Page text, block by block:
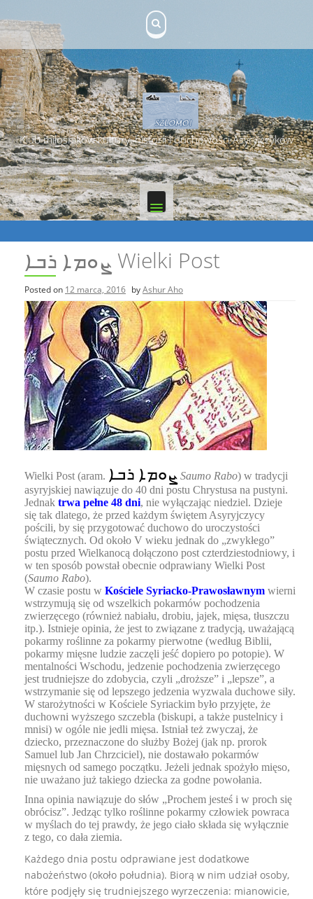
to
content
Klub miłośników kultury, historii i duchowości Asyryjczyków
ܨܘܡܐ ܪܒܐ Wielki Post
Posted on 12 marca, 2016 byAshur Aho
Wielki Post (aram. ܨܘܡܐ ܪܒܐ Saumo Rabo) w tradycji
asyryjskiej nawiązuje do 40 dni postu Chrystusa na pustyni.
Jednak trwa pełne 48 dni, nie wyłączając niedziel. Dzieje
się tak dlatego, że przed każdym świętem Asyryjczycy
pościli, by się przygotować duchowo do uroczystości
świątecznych. Od około V wieku jednak do „zwykłego”
postu przed Wielkanocą dołączono post czterdziestodniowy, i
w ten sposób powstał obecnie odprawiany Wielki Post
(Saumo Rabo).
W czasie postu w Kościele Syriacko-Prawosławnym wierni
wstrzymują się od wszelkich pokarmów pochodzenia
zwierzęcego (również nabiału, drobiu, jajek, mięsa, tłuszczu
itp.). Istnieje opinia, że jest to związane z tradycją, uważającą
pokarmy roślinne za pokarmy pierwotne (według Biblii,
pokarmy mięsne ludzie zaczęli jeść dopiero po potopie). W
mentalności Wschodu, jedzenie pochodzenia zwierzęcego
jest trudniejsze do zdobycia, czyli „droższe” i „lepsze”, a
wstrzymanie się od lepszego jedzenia wyzwala duchowe siły.
W starożytności w Kościele Syriackim było przyjęte, że
duchowni wyższego szczebla (biskupi, a także pustelnicy i
mnisi) w ogóle nie jedli mięsa. Istniał też zwyczaj, że
dziecko, przeznaczone do służby Bożej (jak np. prorok
Samuel lub Jan Chrzciciel), nie dostawało pokarmów
mięsnych od samego początku. Jeżeli jednak spożyło mięso,
nie uważano już takiego dziecka za godne powołania.
Inna opinia nawiązuje do słów „Prochem jesteś i w proch się
obrócisz”. Jedząc tylko roślinne pokarmy człowiek powraca
w myślach do tej prawdy, że jego ciało składa się wyłącznie
z tego, co dała ziemia.
Każdego dnia postu odprawiane jest dodatkowe
nabożeństwo (około południa). Biorą w nim udział osoby,
które podjęły się trudniejszego wyrzeczenia: mianowicie,